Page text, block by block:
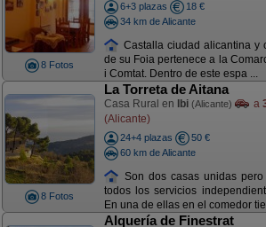
8 Fotos
6+3 plazas
18 €
34 km de Alicante
Castalla ciudad alicantina y
de su Foia pertenece a la
i Comtat. Dentro de este espa ...
8 Fotos
La Torreta de Aitana
Casa Rural en Ibi (Alicante) a
(Alicante)
24+4 plazas
50 €
60 km de Alicante
Son dos casas unidas
todos los servicios
En una de ellas en el comedor
Alquería de Finestrat